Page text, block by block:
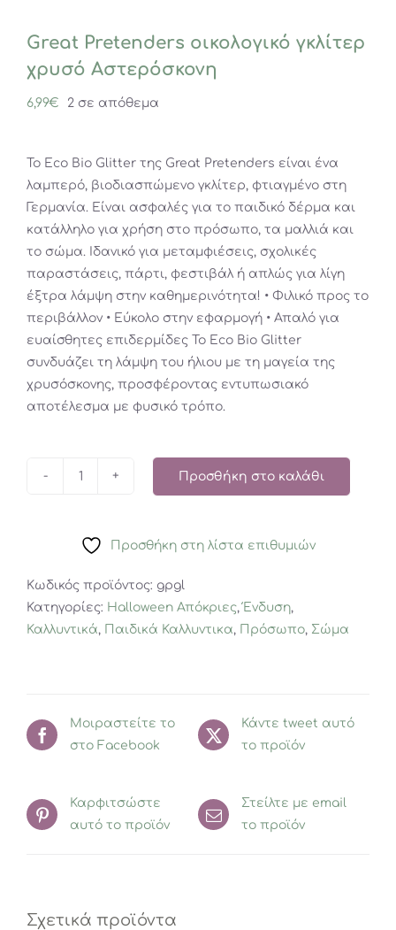
Great Pretenders οικολογικό γκλίτερ
χρυσό Αστερόσκονη
6,99€ 2 σε απόθεμα
Το Eco Bio Glitter της Great Pretenders είναι ένα
λαμπερό, βιοδιασπώμενο γκλίτερ, φτιαγμένο στη
Γερμανία. Είναι ασφαλές για το παιδικό δέρμα και
κατάλληλο για χρήση στο πρόσωπο, τα μαλλιά και
το σώμα. Ιδανικό για μεταμφιέσεις, σχολικές
παραστάσεις, πάρτι, φεστιβάλ ή απλώς για λίγη
έξτρα λάμψη στην καθημερινότητα! • Φιλικό προς το
περιβάλλον • Εύκολο στην εφαρμογή • Απαλό για
ευαίσθητες επιδερμίδες Το Eco Bio Glitter
συνδυάζει τη λάμψη του ήλιου με τη μαγεία της
χρυσόσκονης, προσφέροντας εντυπωσιακό
αποτέλεσμα με φυσικό τρόπο.
γκλίτερ
Αστερόσκονη
ποσότητα
Προσθήκη στο καλάθι
Προσθήκη στη λίστα επιθυμιών
Κωδικός προϊόντος: gpgl
Κατηγορίες: Halloween Απόκριες,Ένδυση,
Καλλυντικά, Παιδικά Καλλυντικα, Πρόσωπο, Σώμα
Μοιραστείτε το
στο Facebook
Κάντε tweet αυτό
το προϊόν
Καρφιτσώστε
αυτό το προϊόν
Στείλτε με email
το προϊόν
Σχετικά προϊόντα